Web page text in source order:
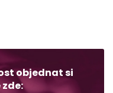
objednat si